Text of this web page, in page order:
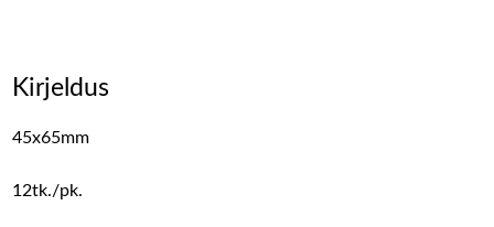
Kirjeldus
45x65mm
12tk./pk.